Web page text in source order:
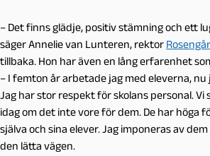
– Det finns glädje, positiv stämning och ett
säger Annelie van Lunteren, rektor
tillbaka. Hon har även en lång erfarenhet
– I femton år arbetade jag med eleverna,
Jag har stor respekt för skolans personal. Vi
idag om det inte vore för dem. De har höga
själva och sina elever. Jag imponeras av
den lätta vägen.